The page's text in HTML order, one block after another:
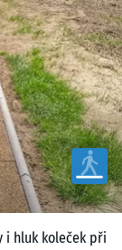
i hluk koleček při